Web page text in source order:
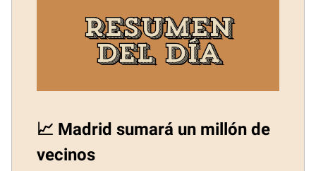
📈 Madrid sumará un millón de
vecinos